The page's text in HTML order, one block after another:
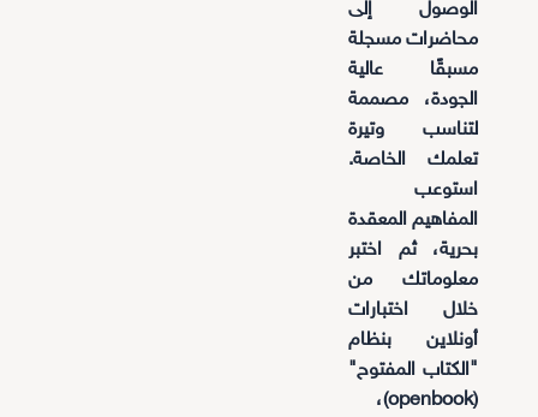
الوصول إلى
محاضرات مسجلة
مسبقًا عالية
الجودة، مصممة
لتناسب وتيرة
تعلمك الخاصة.
استوعب
المفاهيم المعقدة
بحرية، ثم اختبر
معلوماتك من
خلال اختبارات
أونلاين بنظام
"الكتاب المفتوح"
(openbook)،